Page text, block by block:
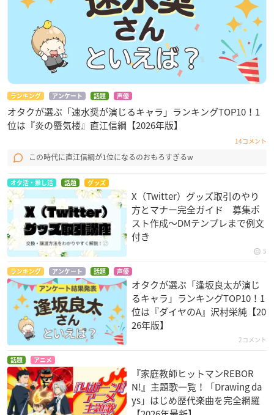
ランキング アンケート 話題 声優
オタクが選ぶ「速水奨が演じるキャラ」ランキングTOP10！1
位は『炎の蜃気楼』直江信綱【2026年版】
14コメント
この時代に直江信綱が1位になるのおもろすぎるw
オタ活・推し活 話題 グッズ
X（Twitter）グッズ取引のやり
方とマナー完全ガイド 募集ポ
スト作成〜DMテンプレまで例文
付き
5
ランキング アンケート 話題 声優
オタクが選ぶ「逢坂良太が演じ
るキャラ」ランキングTOP10！1
位は『ダイヤのA』沢村栄純【20
26年版】
2コメント
話題 アニメ
『家庭教師ヒットマンREBOR
N!』主題歌一覧！「Drawing da
ys」はじめ歴代楽曲を完全網羅